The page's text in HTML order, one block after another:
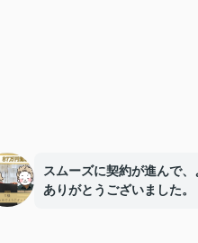
スムーズに契約が進んで、
ありがとうございました。